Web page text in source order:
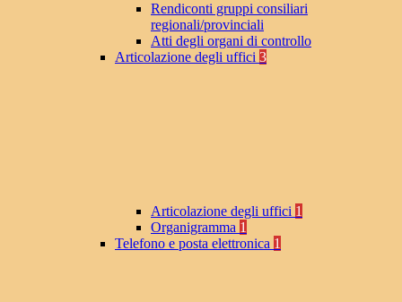
Rendiconti gruppi consiliari
regionali/provinciali
Atti degli organi di controllo
Articolazione degli uffici 3
Articolazione degli uffici 1
Organigramma 1
Telefono e posta elettronica 1